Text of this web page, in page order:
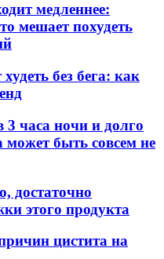
медленнее:
мешает похудеть
без бега: как
часа ночи и долго
может быть совсем не
достаточно
этого продукта
цистита на